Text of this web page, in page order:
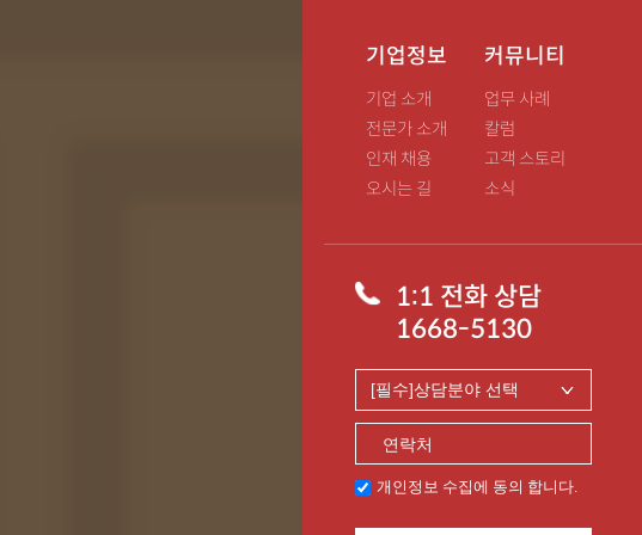
기업정보
기업 소개
전문가 소개
인재 채용
오시는 길
커뮤니티
업무 사례
칼럼
고객 스토리
소식
1:1 전화 상담
1668-5130
개인정보 수집에 동의 합니다.